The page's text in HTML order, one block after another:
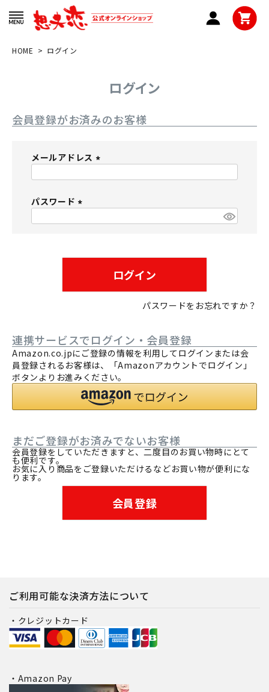
HOME ログイン
ログイン
会員登録がお済みのお客様
メールアドレス
パスワード
)
ログイン
パスワードをお忘れですか？
連携サービスでログイン・会員登録
Amazon.co.jpにご登録の情報を利用してログインまたは会
員登録されるお客様は、「Amazonアカウントでログイン」
ボタンよりお進みください。
まだご登録がお済みでないお客様
会員登録をしていただきますと、二度目のお買い物時にとて
も便利です。
お気に入り商品をご登録いただけるなどお買い物が便利にな
ります。
会員登録
ご利用可能な決済方法について
・クレジットカード
・Amazon Pay